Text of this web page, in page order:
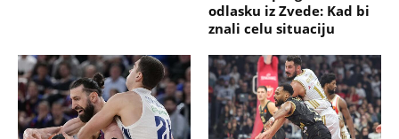
odlasku iz Zvede: Kad bi
znali celu situaciju